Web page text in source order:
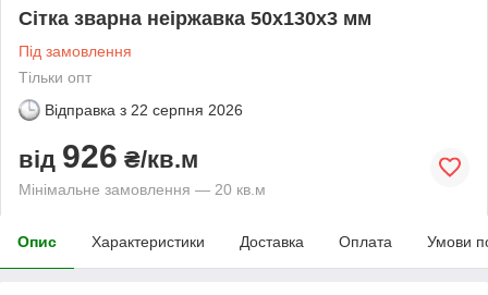
Сітка зварна неіржавка 50х130х3 мм
Під замовлення
Тільки опт
Відправка з 22 серпня 2026
від 926 ₴/кв.м
Мінімальне замовлення — 20 кв.м
Опис Характеристики Доставка Оплата Умови